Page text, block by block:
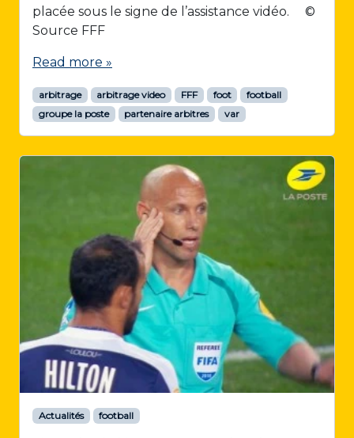
placée sous le signe de l’assistance vidéo. ©
Source FFF
Read more »
arbitrage arbitrage video FFF foot
football
groupe la poste
partenaire arbitres var
Actualités football